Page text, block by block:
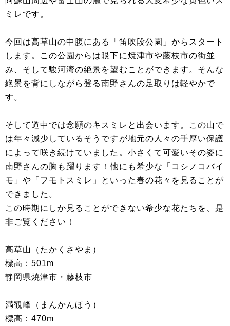
ミレです。
今回は高草山の中腹にある「笛吹段公園」からスタート
します。この公園からは眼下に焼津市や藤枝市の街並
み、そして駿河湾の絶景を望むことができます。そんな
絶景を背にしながら登る南野さんの足取りは軽やかで
す。
そして道中では念願のキスミレと出会います。この山で
は年々減少しているそうですが地元の人々の手厚い保護
によって咲き続けていました。小さくて可愛いその姿に
南野さんの胸も躍ります！他にも希少な「コシノコバイ
モ」や「フモトスミレ」といった春の花々を見ることが
できました。
この時期にしか見ることができない希少な花たちを、是
非ご覧ください！
高草山（たかくさやま）
標高：501m
静岡県焼津市・藤枝市
満観峰（まんかんほう）
標高：470m